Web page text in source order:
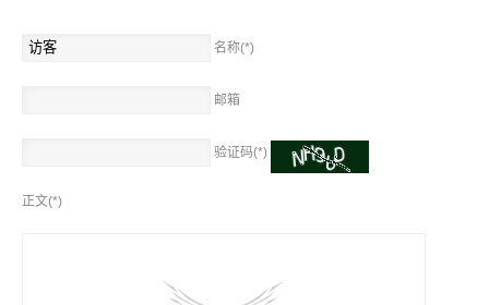
名称(*)
邮箱
验证码(*)
正文(*)